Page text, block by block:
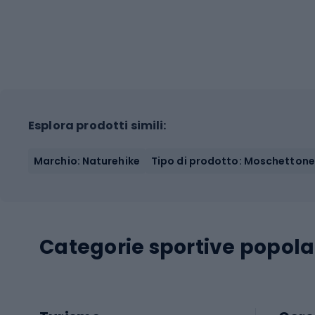
Esplora prodotti simili:
Marchio: Naturehike Tipo di prodotto: Moschettone
Categorie sportive